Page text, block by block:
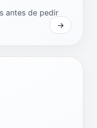
antes de pedir